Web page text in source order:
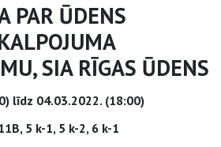
PAR ŪDENS
SIA RĪGAS ŪDENS
līdz 04.03.2022. (18:00)
5 k-1, 5 k-2, 6 k-1